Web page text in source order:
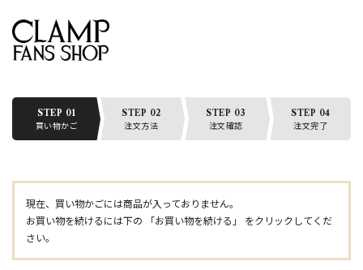
STEP 01
買い物かご
STEP 02
注文方法
STEP 03
注文確認
STEP 04
注文完了
現在、買い物かごには商品が入っておりません。
お買い物を続けるには下の 「お買い物を続ける」 をクリックしてくだ
さい。